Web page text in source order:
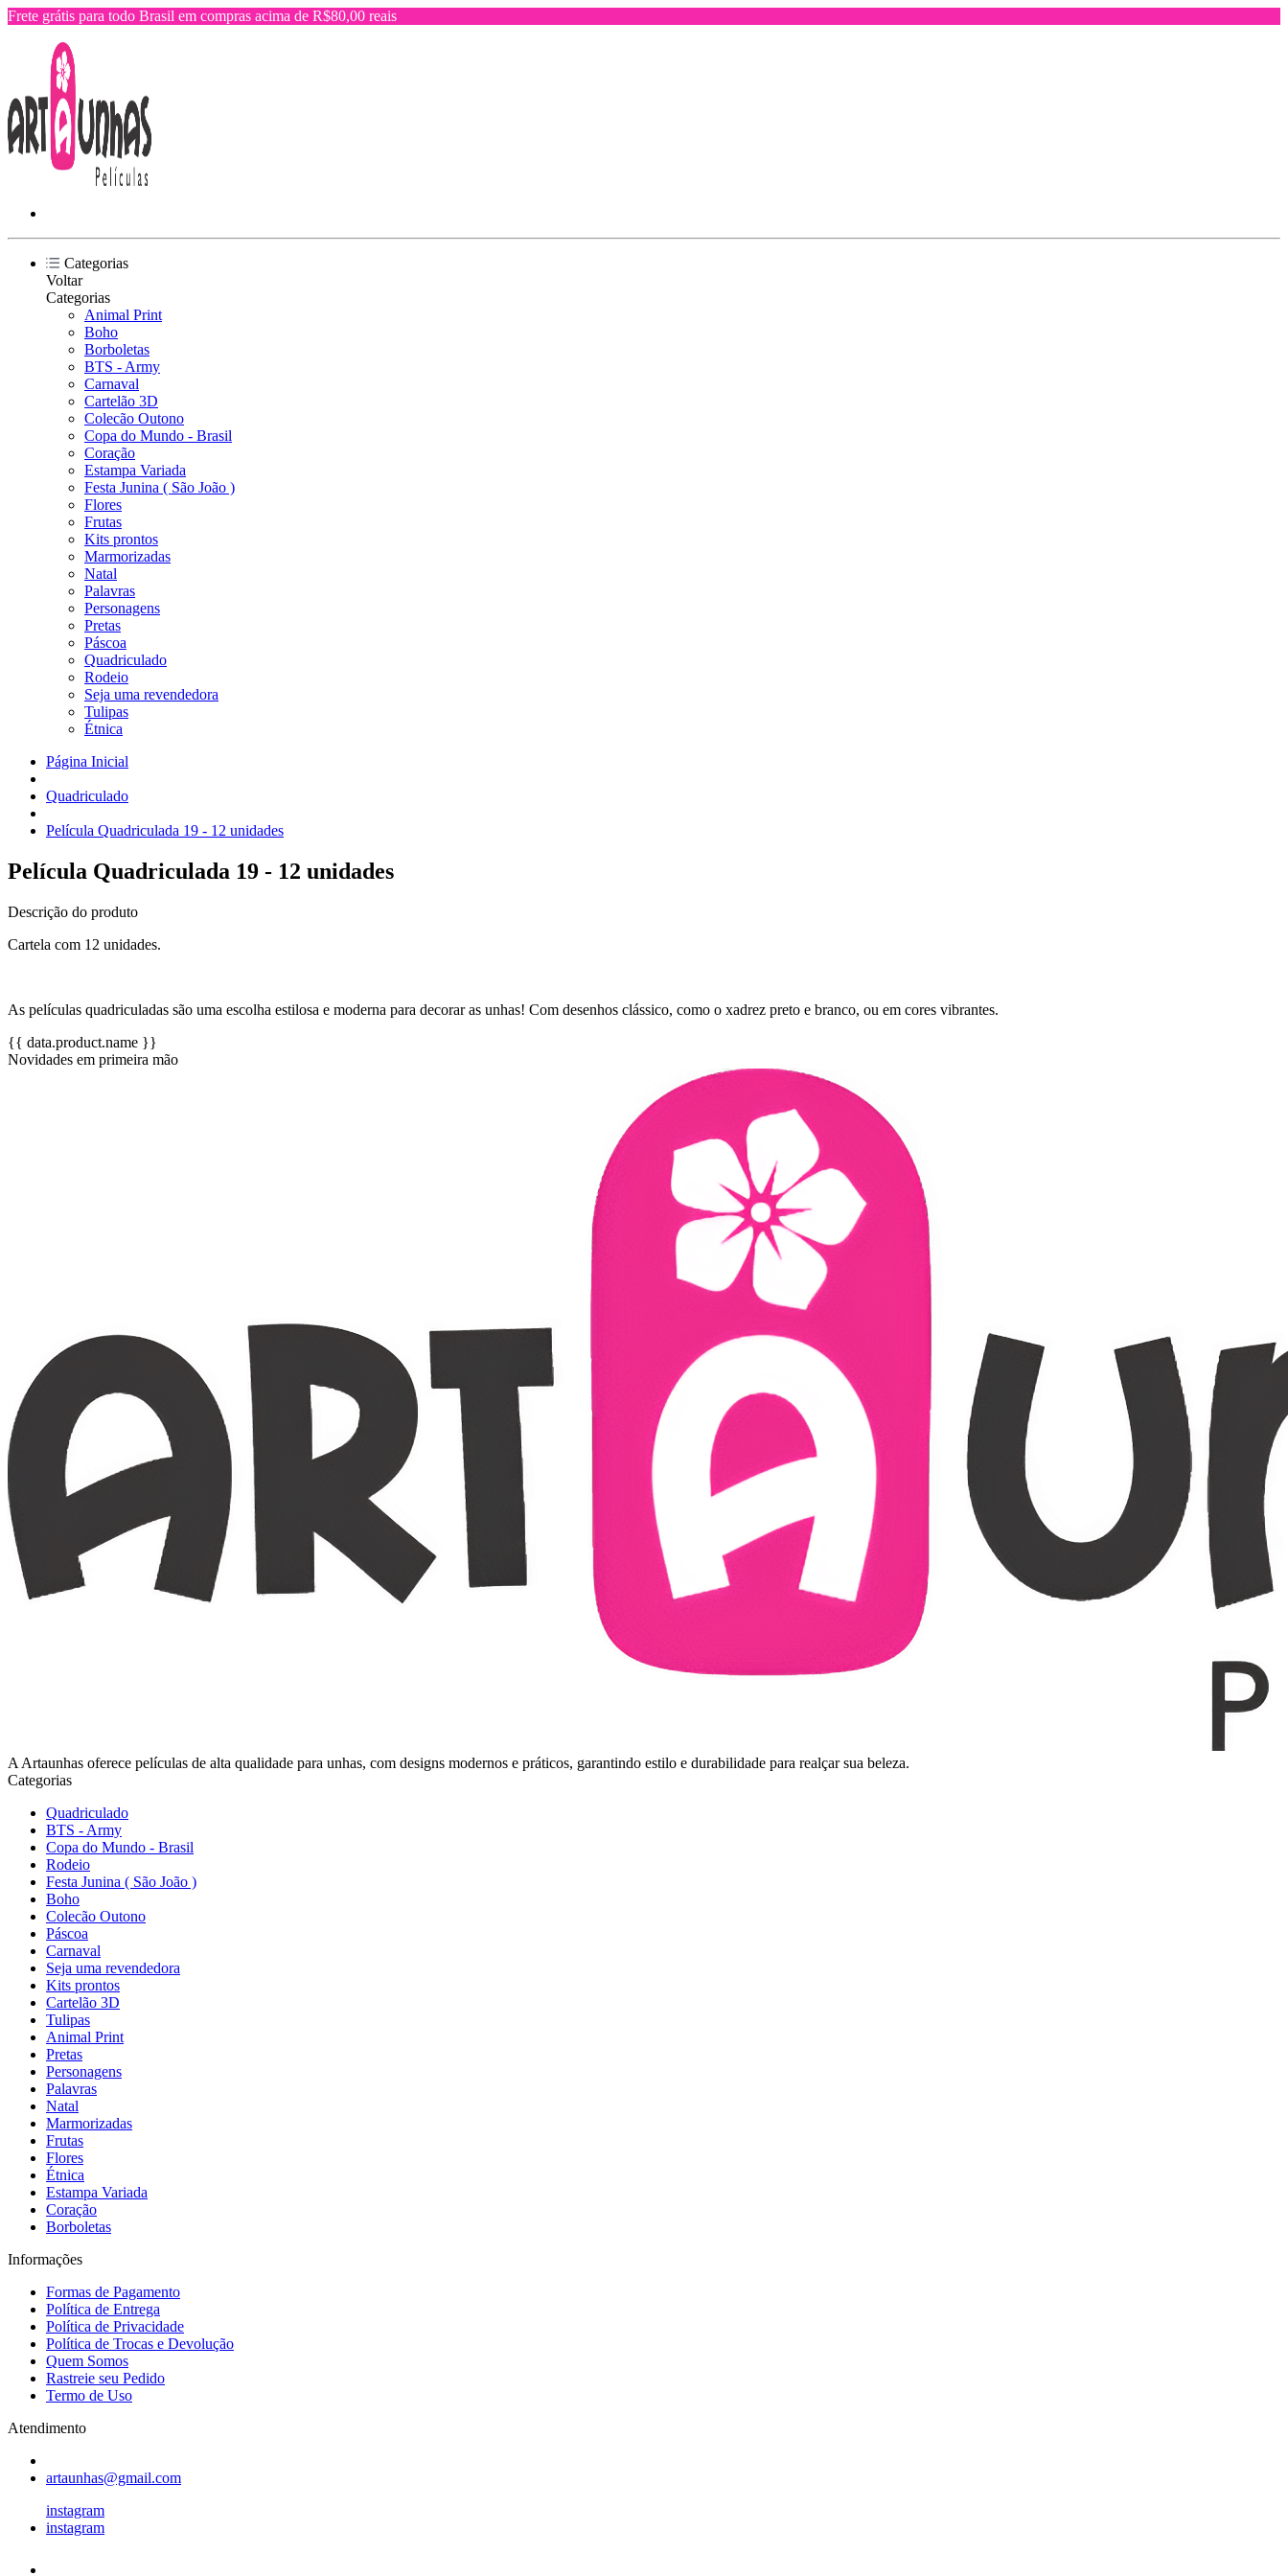
Frete grátis para todo Brasil em compras acima de R$80,00 reais
Categorias
Voltar
Categorias
Animal Print
Boho
Borboletas
BTS - Army
Carnaval
Cartelão 3D
Colecão Outono
Copa do Mundo - Brasil
Coração
Estampa Variada
Festa Junina ( São João )
Flores
Frutas
Kits prontos
Marmorizadas
Natal
Palavras
Personagens
Pretas
Páscoa
Quadriculado
Rodeio
Seja uma revendedora
Tulipas
Étnica
Página Inicial
Quadriculado
Película Quadriculada 19 - 12 unidades
Película Quadriculada 19 - 12 unidades
Descrição do produto
Cartela com 12 unidades.
As películas quadriculadas são uma escolha estilosa e moderna para decorar as unhas! Com desenhos clássico, como o xadrez preto e branco, ou em cores vibrantes.
{{ data.product.name }}
Novidades em primeira mão
A Artaunhas oferece películas de alta qualidade para unhas, com designs modernos e práticos, garantindo estilo e durabilidade para realçar sua beleza.
Categorias
Quadriculado
BTS - Army
Copa do Mundo - Brasil
Rodeio
Festa Junina ( São João )
Boho
Colecão Outono
Páscoa
Carnaval
Seja uma revendedora
Kits prontos
Cartelão 3D
Tulipas
Animal Print
Pretas
Personagens
Palavras
Natal
Marmorizadas
Frutas
Flores
Étnica
Estampa Variada
Coração
Borboletas
Informações
Formas de Pagamento
Política de Entrega
Política de Privacidade
Política de Trocas e Devolução
Quem Somos
Rastreie seu Pedido
Termo de Uso
Atendimento
artaunhas@gmail.com
instagram
instagram